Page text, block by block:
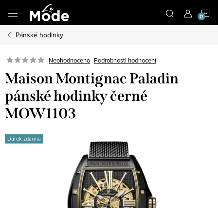
obsah
Pánské hodinky
Neohodnoceno Podrobnosti hodnocení
Maison Montignac Paladin
pánské hodinky černé
MOW1103
Dárek zdarma